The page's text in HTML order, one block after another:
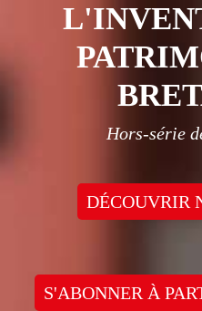
Hors-série
DÉCOUVRIR
S'ABONNER À